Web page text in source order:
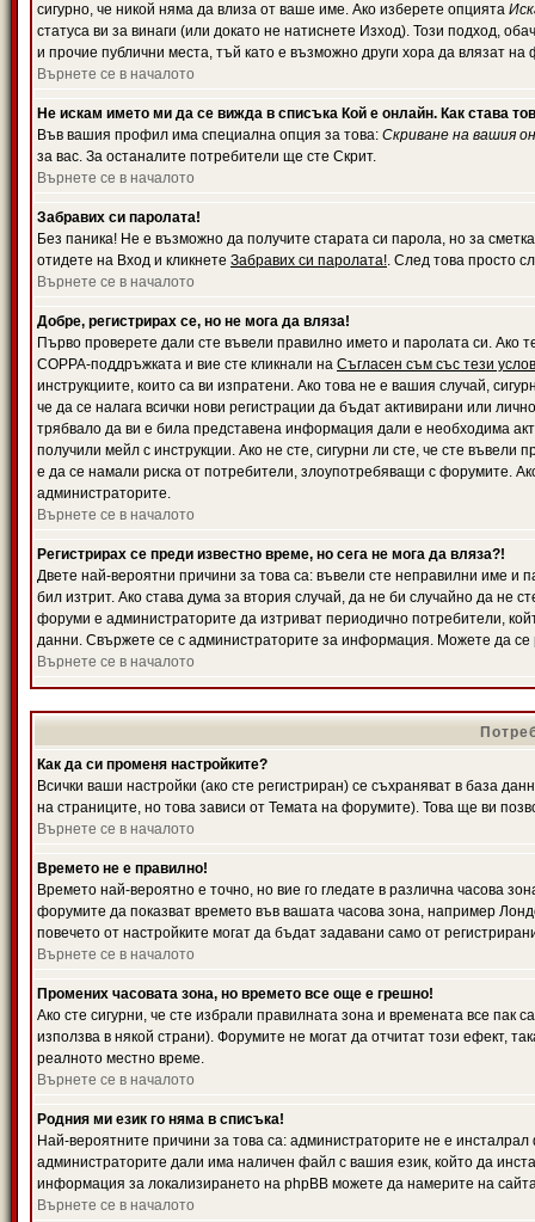
сигурно, че никой няма да влиза от ваше име. Ако изберете опцията
статуса ви за винаги (или докато не натиснете Изход). Този подход,
и прочие публични места, тъй като е възможно други хора да влязат
Върнете се в началото
Не искам името ми да се вижда в списъка Кой е онлайн. Как става
Във вашия профил има специална опция за това: Скриване на вашия
за вас. За останалите потребители ще сте Скрит.
Върнете се в началото
Забравих си паролата!
Без паника! Не е възможно да получите старата си парола, но за
отидете на Вход и кликнете Забравих си паролата!. След това просто
Върнете се в началото
Добре, регистрирах се, но не мога да вляза!
Първо проверете дали сте въвели правилно името и паролата си. Ако
COPPA-поддръжката и вие сте кликнали на Съгласен съм със тези
инструкциите, които са ви изпратени. Ако това не е вашия случай,
че да се налага всички нови регистрации да бъдат активирани или
трябвало да ви е била представена информация дали е необходима
получили мейл с инструкции. Ако не сте, сигурни ли сте, че сте
е да се намали риска от потребители, злоупотребяващи с форумите.
администраторите.
Върнете се в началото
Регистрирах се преди известно време, но сега не мога да вляза?!
Двете най-вероятни причини за това са: въвели сте неправилни име и
бил изтрит. Ако става дума за втория случай, да не би случайно да
форуми е администраторите да изтриват периодично потребители,
данни. Свържете се с администраторите за информация. Можете да се
Върнете се в началото
Как да си променя настройките?
Всички ваши настройки (ако сте регистриран) се съхраняват в база
на страниците, но това зависи от Темата на форумите). Това ще ви
Върнете се в началото
Времето не е правилно!
Времето най-вероятно е точно, но вие го гледате в различна часова
форумите да показват времето във вашата часова зона, например
повечето от настройките могат да бъдат задавани само от
Върнете се в началото
Промених часовата зона, но времето все още е грешно!
Ако сте сигурни, че сте избрали правилната зона и времената все
използва в някой страни). Форумите не могат да отчитат този ефект,
реалното местно време.
Върнете се в началото
Родния ми език го няма в списъка!
Най-вероятните причини за това са: администраторите не е
администраторите дали има наличен файл с вашия език, който да
информация за локализирането на phpBB можете да намерите на
Върнете се в началото